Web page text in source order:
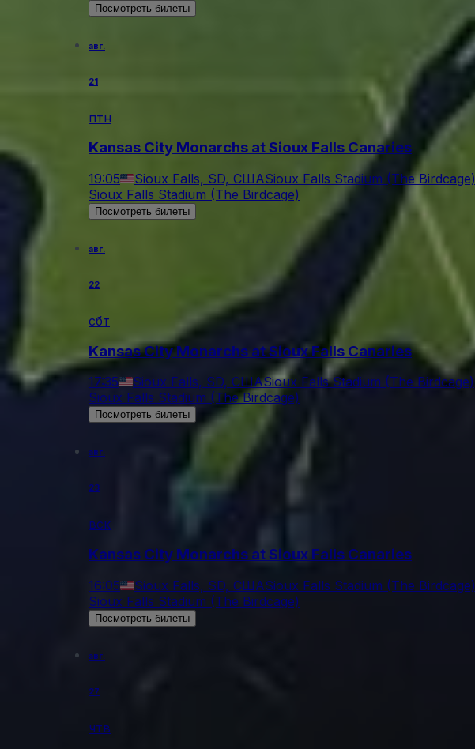
Посмотреть билеты
авг.
21
птн
Kansas City Monarchs at Sioux Falls Canaries
19:05 Sioux Falls, SD, СШАSioux Falls Stadium (The Birdcage)
Sioux Falls Stadium (The Birdcage)
Посмотреть билеты
авг.
22
сбт
Kansas City Monarchs at Sioux Falls Canaries
17:35 Sioux Falls, SD, СШАSioux Falls Stadium (The Birdcage)
Sioux Falls Stadium (The Birdcage)
Посмотреть билеты
авг.
23
вск
Kansas City Monarchs at Sioux Falls Canaries
16:05 Sioux Falls, SD, СШАSioux Falls Stadium (The Birdcage)
Sioux Falls Stadium (The Birdcage)
Посмотреть билеты
авг.
27
чтв